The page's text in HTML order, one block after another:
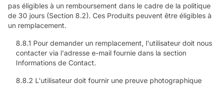
pas éligibles à un remboursement dans le cadre de la politique
de 30 jours (Section 8.2). Ces Produits peuvent être éligibles à
un remplacement.
8.8.1 Pour demander un remplacement, l'utilisateur doit nous
contacter via l'adresse e-mail fournie dans la section
Informations de Contact.
8.8.2 L'utilisateur doit fournir une preuve photographique